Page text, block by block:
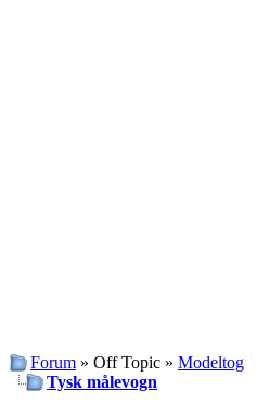
Forum » Off Topic » Modeltog
Tysk målevogn